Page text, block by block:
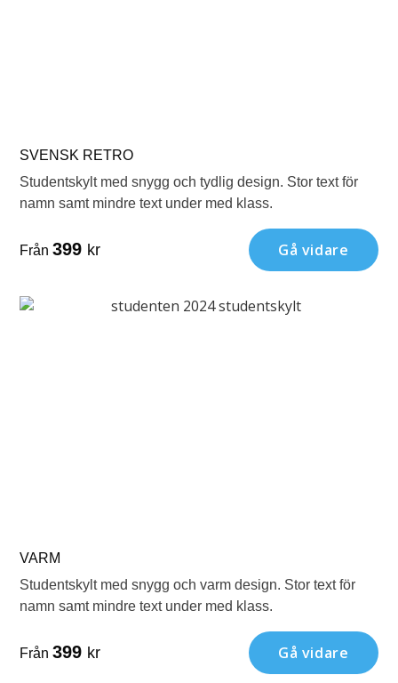
SVENSK RETRO
Studentskylt med snygg och tydlig design. Stor text för
namn samt mindre text under med klass.
Från 399 kr Gå vidare
VARM
Studentskylt med snygg och varm design. Stor text för
namn samt mindre text under med klass.
Från 399 kr Gå vidare